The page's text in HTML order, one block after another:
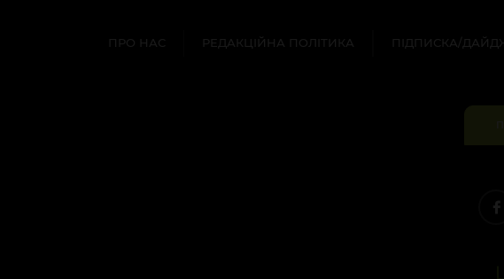
ПРО НАС РЕДАКЦІЙНА ПОЛІТИКА ПІДПИСКА/